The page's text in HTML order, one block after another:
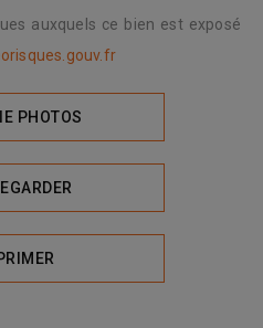
auxquels ce bien est exposé
PHOTOS